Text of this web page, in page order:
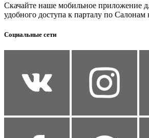
Скачайте наше мобильное приложение
удобного доступа к парталу по Салонам
Социальные сети